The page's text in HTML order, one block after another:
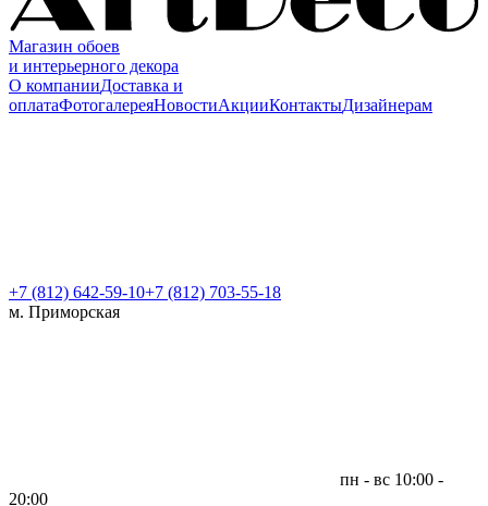
Магазин обоев
и интерьерного декора
О компанииДоставка и
оплатаФотогалереяНовостиАкцииКонтактыДизайнерам
+7 (812) 642-59-10+7 (812) 703-55-18
м. Приморская
пн - вс 10:00 -
20:00